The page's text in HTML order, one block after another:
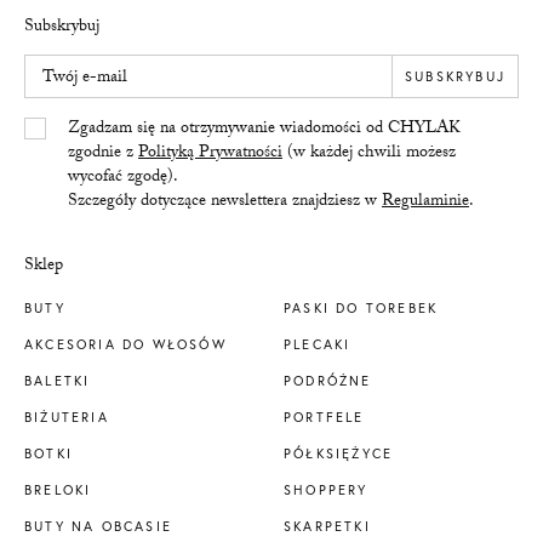
Sklep
BUTY
AKCESORIA DO WŁOSÓW
BALETKI
BIŻUTERIA
BOTKI
BRELOKI
BUTY NA OBCASIE
PASKI DO TOREBEK
PLECAKI
PODRÓŻNE
PORTFELE
PÓŁKSIĘŻYCE
SHOPPERY
SKARPETKI
Subskrybuj
Twój e-mail
Yes/TakZgadzam się na otrzymywanie wiadomości od CHYLAK
zgodnie zPolityką Prywatności(w każdej chwili możesz
wycofać zgodę).
Szczegóły dotyczące newslettera znajdziesz wRegulaminie.
SUBSKRYBUJ